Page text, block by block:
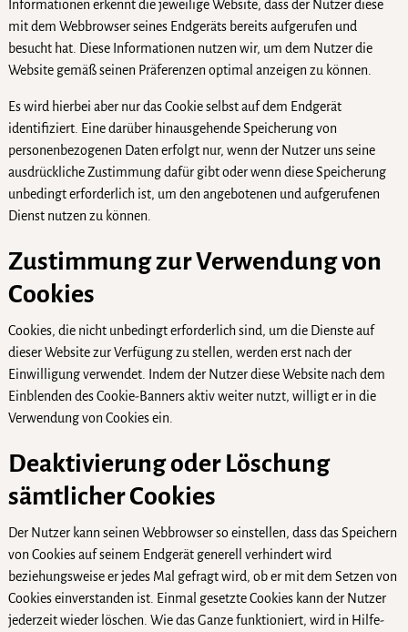
Informationen erkennt die jeweilige Website, dass der Nutzer diese
mit dem Webbrowser seines Endgeräts bereits aufgerufen und
besucht hat. Diese Informationen nutzen wir, um dem Nutzer die
Website gemäß seinen Präferenzen optimal anzeigen zu können.
Es wird hierbei aber nur das Cookie selbst auf dem Endgerät
identifiziert. Eine darüber hinausgehende Speicherung von
personenbezogenen Daten erfolgt nur, wenn der Nutzer uns seine
ausdrückliche Zustimmung dafür gibt oder wenn diese Speicherung
unbedingt erforderlich ist, um den angebotenen und aufgerufenen
Dienst nutzen zu können.
Zustimmung zur Verwendung von
Cookies
Cookies, die nicht unbedingt erforderlich sind, um die Dienste auf
dieser Website zur Verfügung zu stellen, werden erst nach der
Einwilligung verwendet. Indem der Nutzer diese Website nach dem
Einblenden des Cookie-Banners aktiv weiter nutzt, willigt er in die
Verwendung von Cookies ein.
Deaktivierung oder Löschung
sämtlicher Cookies
Der Nutzer kann seinen Webbrowser so einstellen, dass das Speichern
von Cookies auf seinem Endgerät generell verhindert wird
beziehungsweise er jedes Mal gefragt wird, ob er mit dem Setzen von
Cookies einverstanden ist. Einmal gesetzte Cookies kann der Nutzer
jederzeit wieder löschen. Wie das Ganze funktioniert, wird in Hilfe-